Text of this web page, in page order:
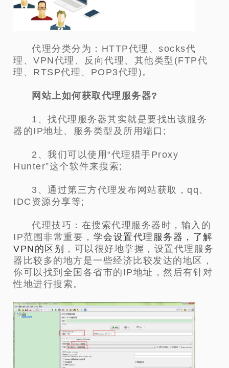
代理分类分为：HTTP代理、socks代
理、VPN代理、反向代理、其他类型(FTP代
理、RTSP代理、POP3代理)。
网站上如何获取代理服务器?
1、找代理服务器其实就是要找出该服务
器的IP地址、服务类型及所用端口;
2、我们可以使用“代理猎手Proxy
Hunter”这个软件来搜索;
3、通过第三方代理发布网站获取，qq、
IDC资源分享等;
代理技巧：在搜索代理服务器时，输入的
IP范围非常重要， 学会设置代理服务器，了解
VPN的区别
，可以很好地掌握，设置代理服务
器比较多的地方是一些经济比较发达的地区，
你可以找到全国各省市的IP地址，然后有针对
性地进行搜索。